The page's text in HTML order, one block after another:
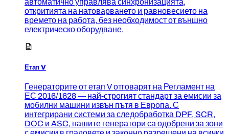
автоматично управлява синхронизацията,
откритията на натоварването и равновесието на
времето на работа, без необходимост от външно
електрическо оборудване.
Етап V
Генераторите от етап V отговарят на Регламент на
ЕС 2016/1628 — най-строгият стандарт за емисии за
мобилни машини извън пътя в Европа. С
интегрирани системи за следобработка DPF, SCR,
DOC и ASC, нашите генератори са одобрени за зони